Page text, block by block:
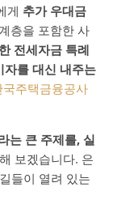
게 추가 우대금
층을 포함한 사
전세자금 특례
자를 대신 내주는
국주택금융공사
는 큰 주제를, 실
해 보겠습니다. 은
들이 열려 있는